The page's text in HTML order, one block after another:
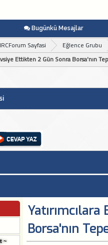
Bugünkü Mesajlar
Sayfasi
Eğlence Grubu
Ettikten 2 Gün Sonra Borsa'nın
~
Borsa'nın